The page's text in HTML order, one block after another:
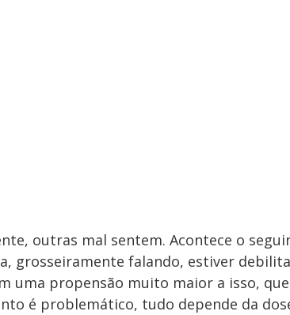
outras mal sentem. Acontece o
grosseiramente falando, estiver
uma propensão muito maior a isso,
é problemático, tudo depende da